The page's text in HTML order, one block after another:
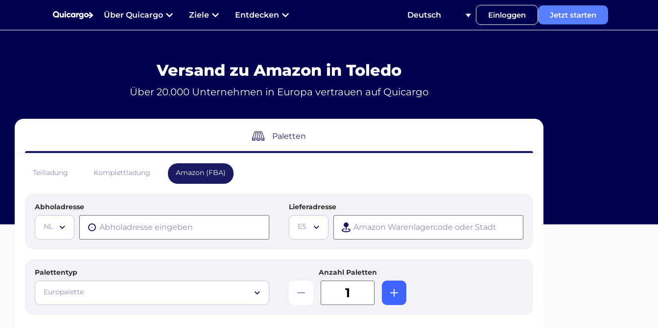
Über Quicargo Ziele Entdecken Deutsch Einloggen Jetzt starten
Versand zu Amazon in Toledo
Über 20.000 Unternehmen in Europa vertrauen auf Quicargo
Paletten
Teilladung Komplettladung Amazon (FBA)
Abholadresse
NL
Lieferadresse
ES
Palettentyp
Europalette
Anzahl Paletten